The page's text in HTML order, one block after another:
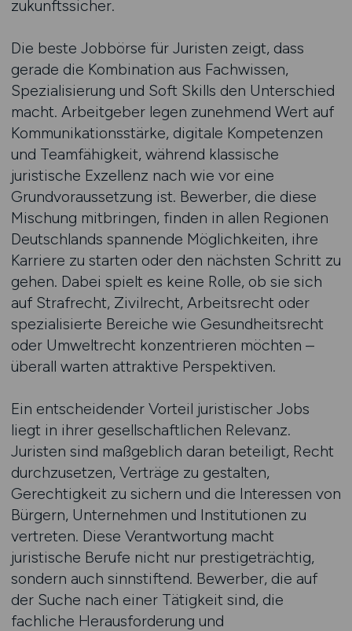
zukunftssicher.
Die beste Jobbörse für Juristen zeigt, dass
gerade die Kombination aus Fachwissen,
Spezialisierung und Soft Skills den Unterschied
macht. Arbeitgeber legen zunehmend Wert auf
Kommunikationsstärke, digitale Kompetenzen
und Teamfähigkeit, während klassische
juristische Exzellenz nach wie vor eine
Grundvoraussetzung ist. Bewerber, die diese
Mischung mitbringen, finden in allen Regionen
Deutschlands spannende Möglichkeiten, ihre
Karriere zu starten oder den nächsten Schritt zu
gehen. Dabei spielt es keine Rolle, ob sie sich
auf Strafrecht, Zivilrecht, Arbeitsrecht oder
spezialisierte Bereiche wie Gesundheitsrecht
oder Umweltrecht konzentrieren möchten –
überall warten attraktive Perspektiven.
Ein entscheidender Vorteil juristischer Jobs
liegt in ihrer gesellschaftlichen Relevanz.
Juristen sind maßgeblich daran beteiligt, Recht
durchzusetzen, Verträge zu gestalten,
Gerechtigkeit zu sichern und die Interessen von
Bürgern, Unternehmen und Institutionen zu
vertreten. Diese Verantwortung macht
juristische Berufe nicht nur prestigeträchtig,
sondern auch sinnstiftend. Bewerber, die auf
der Suche nach einer Tätigkeit sind, die
fachliche Herausforderung und